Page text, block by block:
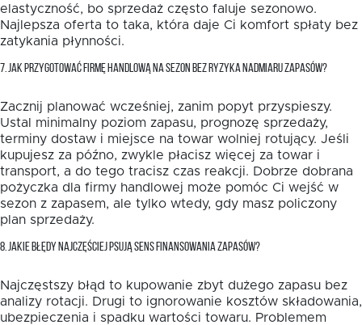
elastyczność, bo sprzedaż często faluje sezonowo.
Najlepsza oferta to taka, która daje Ci komfort spłaty bez
zatykania płynności.
7. JAK PRZYGOTOWAĆ FIRMĘ HANDLOWĄ NA SEZON BEZ RYZYKA NADMIARU ZAPASÓW?
Zacznij planować wcześniej, zanim popyt przyspieszy.
Ustal minimalny poziom zapasu, prognozę sprzedaży,
terminy dostaw i miejsce na towar wolniej rotujący. Jeśli
kupujesz za późno, zwykle płacisz więcej za towar i
transport, a do tego tracisz czas reakcji. Dobrze dobrana
pożyczka dla firmy handlowej może pomóc Ci wejść w
sezon z zapasem, ale tylko wtedy, gdy masz policzony
plan sprzedaży.
8. JAKIE BŁĘDY NAJCZĘŚCIEJ PSUJĄ SENS FINANSOWANIA ZAPASÓW?
Najczęstszy błąd to kupowanie zbyt dużego zapasu bez
analizy rotacji. Drugi to ignorowanie kosztów składowania,
ubezpieczenia i spadku wartości towaru. Problemem